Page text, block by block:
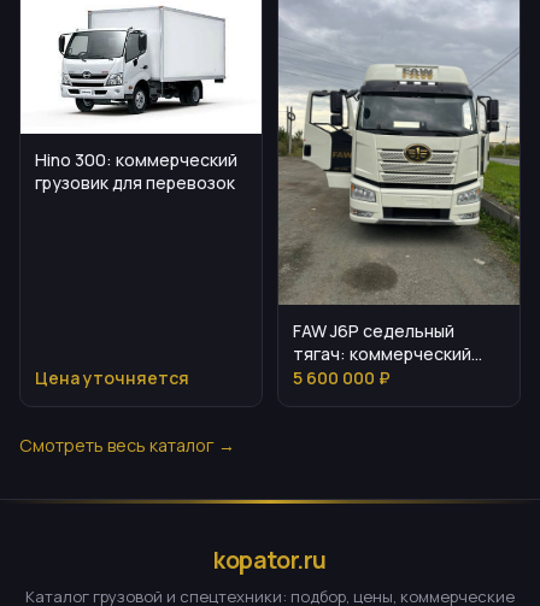
Hino 300: коммерческий
грузовик для перевозок
Цена уточняется
FAW J6P седельный
тягач: коммерческий
обзор
5 600 000 ₽
Смотреть весь каталог →
kopator.ru
Каталог грузовой и спецтехники: подбор, цены, коммерческие